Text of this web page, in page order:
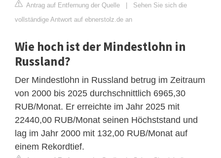
Antrag auf Entfernung der Quelle | Sehen Sie sich die
vollständige Antwort auf ebnerstolz.de an
Wie hoch ist der Mindestlohn in
Russland?
Der Mindestlohn in Russland betrug im Zeitraum
von 2000 bis 2025 durchschnittlich 6965,30
RUB/Monat. Er erreichte im Jahr 2025 mit
22440,00 RUB/Monat seinen Höchststand und
lag im Jahr 2000 mit 132,00 RUB/Monat auf
einem Rekordtief.